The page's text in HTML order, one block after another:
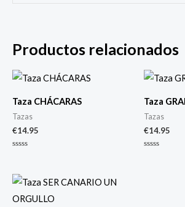
Productos relacionados
Taza CHÁCARAS
Tazas
€14.95
de
5
Taza
Tazas
€14.95